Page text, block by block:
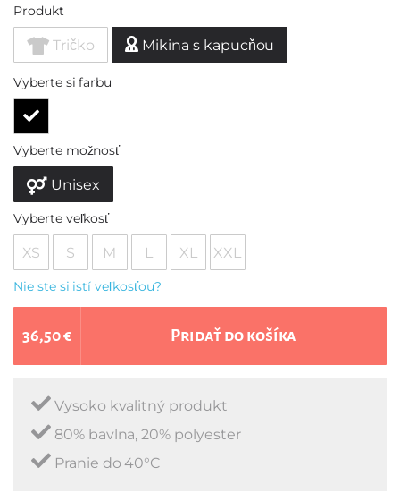
Produkt
Tričko Mikina s kapucňou
Vyberte si farbu
Vyberte možnosť
Unisex
Vyberte veľkosť
XS S M L XL XXL
Nie ste si istí veľkosťou?
36,50 € Pridať do košíka
Vysoko kvalitný produkt
80% bavlna, 20% polyester
Pranie do 40°C